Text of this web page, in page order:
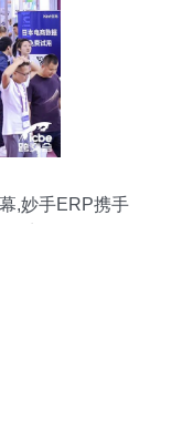
,妙手ERP携手